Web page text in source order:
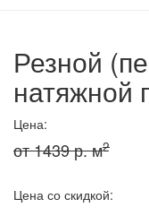
Резной
натяжной
Цена:
от 1439 р. м2
Цена со скидкой: